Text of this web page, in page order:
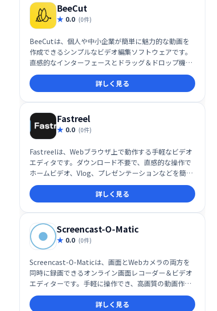
BeeCut
0.0 (0件)
BeeCutは、個人や中小企業が簡単に魅力的な動画を
作成できるシンプルなビデオ編集ソフトウェアです。
直感的なインターフェースとドラッグ＆ドロップ機能
で、初心者でも6:9、4:3など様々なアスペクト比の動
画編集が可能です。カット、削除、マージなどの機能
も備え、数クリックで高品質な動画制作を実現しま
す。
詳しく見る
Fastreel
0.0 (0件)
Fastreelは、Webブラウザ上で動作する手軽なビデオ
エディタです。ダウンロード不要で、直感的な操作で
ホームビデオ、Vlog、プレゼンテーションなどを簡単
に作成できます。学校や職場での利用に最適なツール
として、素早く高品質な動画編集を実現します。複雑
な操作は不要で、初心者でも簡単に利用可能です。
詳しく見る
Screencast-O-Matic
0.0 (0件)
Screencast-O-Maticは、画面とWebカメラの両方を
同時に録画できるオンライン画面レコーダー＆ビデオ
エディターです。手軽に操作でき、高画質の動画作成
をサポート。オンライン学習、プレゼンテーション、
チュートリアル動画制作などに最適です。
詳しく見る